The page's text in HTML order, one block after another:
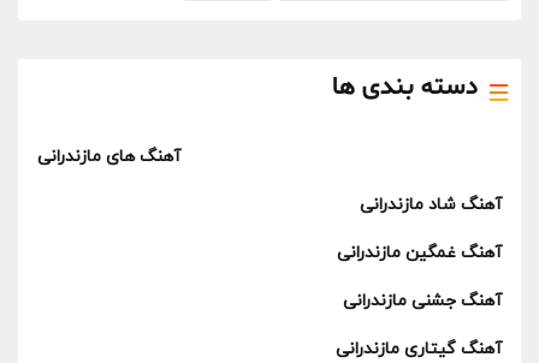
دسته بندی ها
آهنگ های مازندرانی
آهنگ شاد مازندرانی
آهنگ غمگین مازندرانی
آهنگ جشنی مازندرانی
آهنگ گیتاری مازندرانی